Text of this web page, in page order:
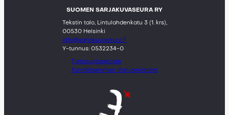
SUOMEN SARJAKUVASEURA RY
Tekstin talo, Lintulahdenkatu 3 (1. krs),
00530 Helsinki
info@sarjakuvaseura.fi
Y-tunnus: 0532234-0
Tietosuojaseloste
Turvallisemman tilan periatteet